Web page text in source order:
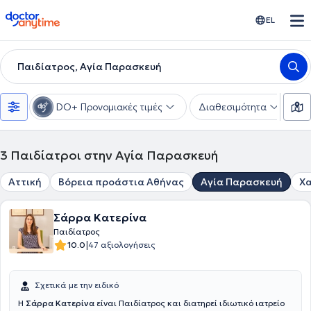
doctoranytime EL
Παιδίατρος, Αγία Παρασκευή
DO+ Προνομιακές τιμές Διαθεσιμότητα
3 Παιδίατροι στην Αγία Παρασκευή
Αττική Βόρεια προάστια Αθήνας Αγία Παρασκευή
Σάρρα Κατερίνα
Παιδίατρος
10.0|47 αξιολογήσεις
Σχετικά με την ειδικό
Η Σάρρα Κατερίνα είναι Παιδίατρος και διατηρεί ιδιωτικό ιατρείο